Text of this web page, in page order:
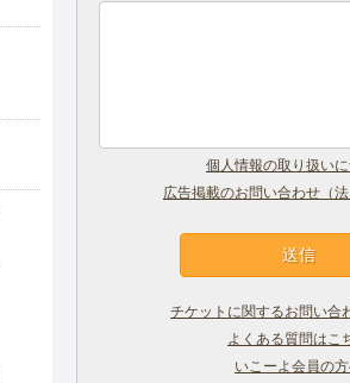
個人情報の取り扱い
広告掲載のお問い合わせ（
チケットに関するお問い合
よくある質問はこ
いこーよ会員の